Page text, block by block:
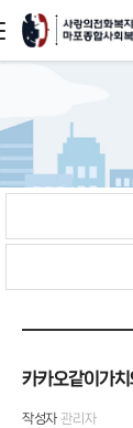
본문
바로가기
카카오같이가
작성자 관리자